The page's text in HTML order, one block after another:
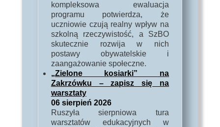
kompleksowa ewaluacja
programu potwierdza, że
uczniowie czują realny wpływ na
szkolną rzeczywistość, a SzBO
skutecznie rozwija w nich
postawy obywatelskie i
zaangażowanie społeczne.
„Zielone kosiarki” na
Zakrzówku – zapisz się na
warsztaty
06 sierpień 2026
Ruszyła sierpniowa tura
warsztatów edukacyjnych w